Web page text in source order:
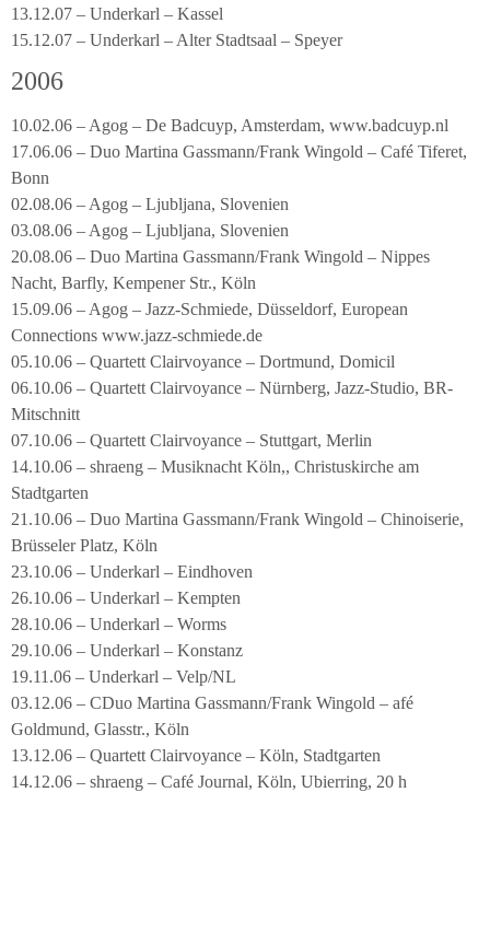
13.12.07 – Underkarl – Kassel
15.12.07 – Underkarl – Alter Stadtsaal – Speyer
2006
10.02.06 – Agog – De Badcuyp, Amsterdam, www.badcuyp.nl
17.06.06 – Duo Martina Gassmann/Frank Wingold – Café Tiferet,
Bonn
02.08.06 – Agog – Ljubljana, Slovenien
03.08.06 – Agog – Ljubljana, Slovenien
20.08.06 – Duo Martina Gassmann/Frank Wingold – Nippes
Nacht, Barfly, Kempener Str., Köln
15.09.06 – Agog – Jazz-Schmiede, Düsseldorf, European
Connections www.jazz-schmiede.de
05.10.06 – Quartett Clairvoyance – Dortmund, Domicil
06.10.06 – Quartett Clairvoyance – Nürnberg, Jazz-Studio, BR-
Mitschnitt
07.10.06 – Quartett Clairvoyance – Stuttgart, Merlin
14.10.06 – shraeng – Musiknacht Köln,, Christuskirche am
Stadtgarten
21.10.06 – Duo Martina Gassmann/Frank Wingold – Chinoiserie,
Brüsseler Platz, Köln
23.10.06 – Underkarl – Eindhoven
26.10.06 – Underkarl – Kempten
28.10.06 – Underkarl – Worms
29.10.06 – Underkarl – Konstanz
19.11.06 – Underkarl – Velp/NL
03.12.06 – CDuo Martina Gassmann/Frank Wingold – afé
Goldmund, Glasstr., Köln
13.12.06 – Quartett Clairvoyance – Köln, Stadtgarten
14.12.06 – shraeng – Café Journal, Köln, Ubierring, 20 h